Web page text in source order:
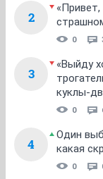
2
0
3
«Выйду
куклы-
0
4
Один
какая
0